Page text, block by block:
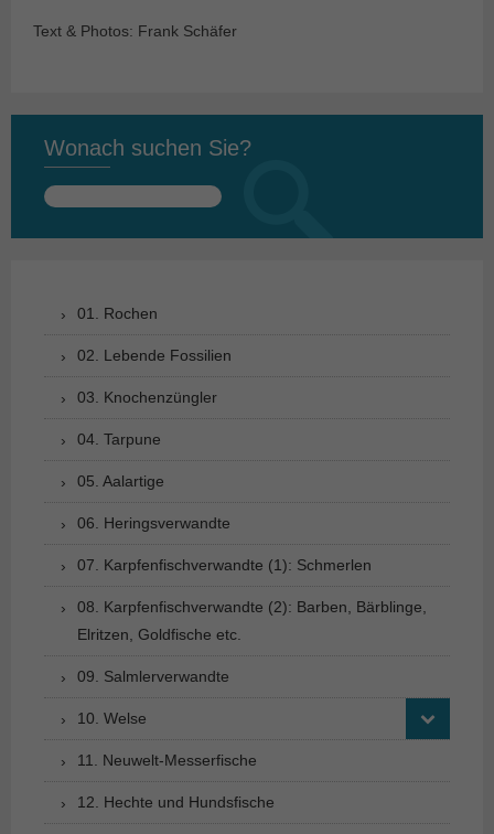
Text & Photos: Frank Schäfer
Wonach suchen Sie?
Suchen
01. Rochen
02. Lebende Fossilien
03. Knochenzüngler
04. Tarpune
05. Aalartige
06. Heringsverwandte
07. Karpfenfischverwandte (1): Schmerlen
08. Karpfenfischverwandte (2): Barben, Bärblinge,
Elritzen, Goldfische etc.
09. Salmlerverwandte
10. Welse
11. Neuwelt-Messerfische
12. Hechte und Hundsfische